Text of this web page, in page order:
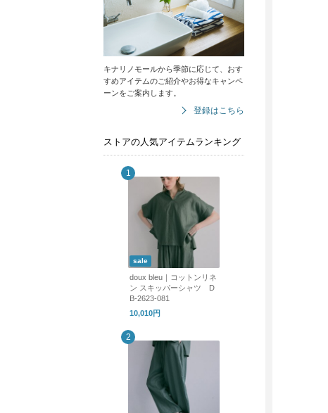
キナリノモールから季節に応じて、おす
すめアイテムのご紹介やお得なキャンペ
ーンをご案内します。
登録はこちら
ストアの人気アイテムランキング
sale
doux bleu｜コットンリネ
ン スキッパーシャツ D
B-2623-081
10,010円